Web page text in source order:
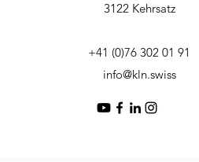
3122 Kehrsatz
+41 (0)76 302 01 91
info@kln.swiss